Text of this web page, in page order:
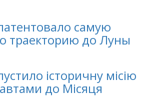
самую
траекторию до Луны
історичну місію
до Місяця